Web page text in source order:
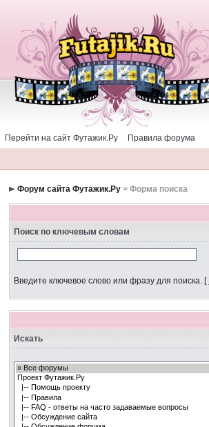
Перейти на сайт Футажик.Ру Правила форума
Форум сайта Футажик.Ру > Форма поиска
Поиск по ключевым словам
Введите ключевое слово или фразу для поиска. [
Искать